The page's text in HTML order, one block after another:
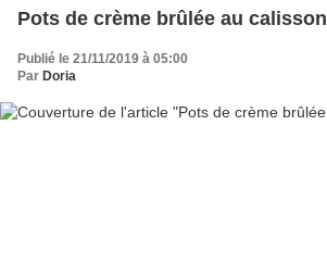
Pots de crème brûlée au calisson
Publié le 21/11/2019 à 05:00
Par Doria